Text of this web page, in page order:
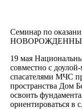
Семинар по
НОВОРОЖДЕННЫМ
19 мая
совместно с
спасателями МЧС
пространства Дом
освоить
ориентироваться в